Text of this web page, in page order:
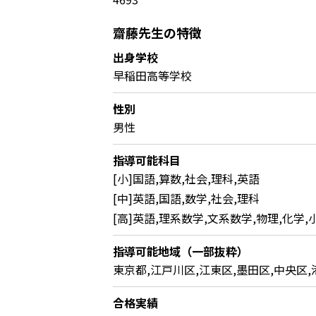
齋藤先生の特徴
出身学校
早稲田高等学校
性別
男性
指導可能科目
[小]国語,算数,社会,理科,英語
[中]英語,国語,数学,社会,理科
[高]英語,理系数学,文系数学,物理,化学,
指導可能地域（一部抜粋）
東京都,江戸川区,江東区,墨田区,中央区,
合格実績